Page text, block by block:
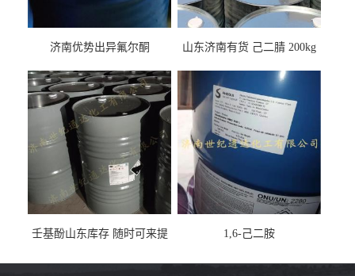
济南优势出异氟尔酮
山东济南有货 己二腈 200kg
壬基酚山东库存 随时可来提
1,6-己二胺